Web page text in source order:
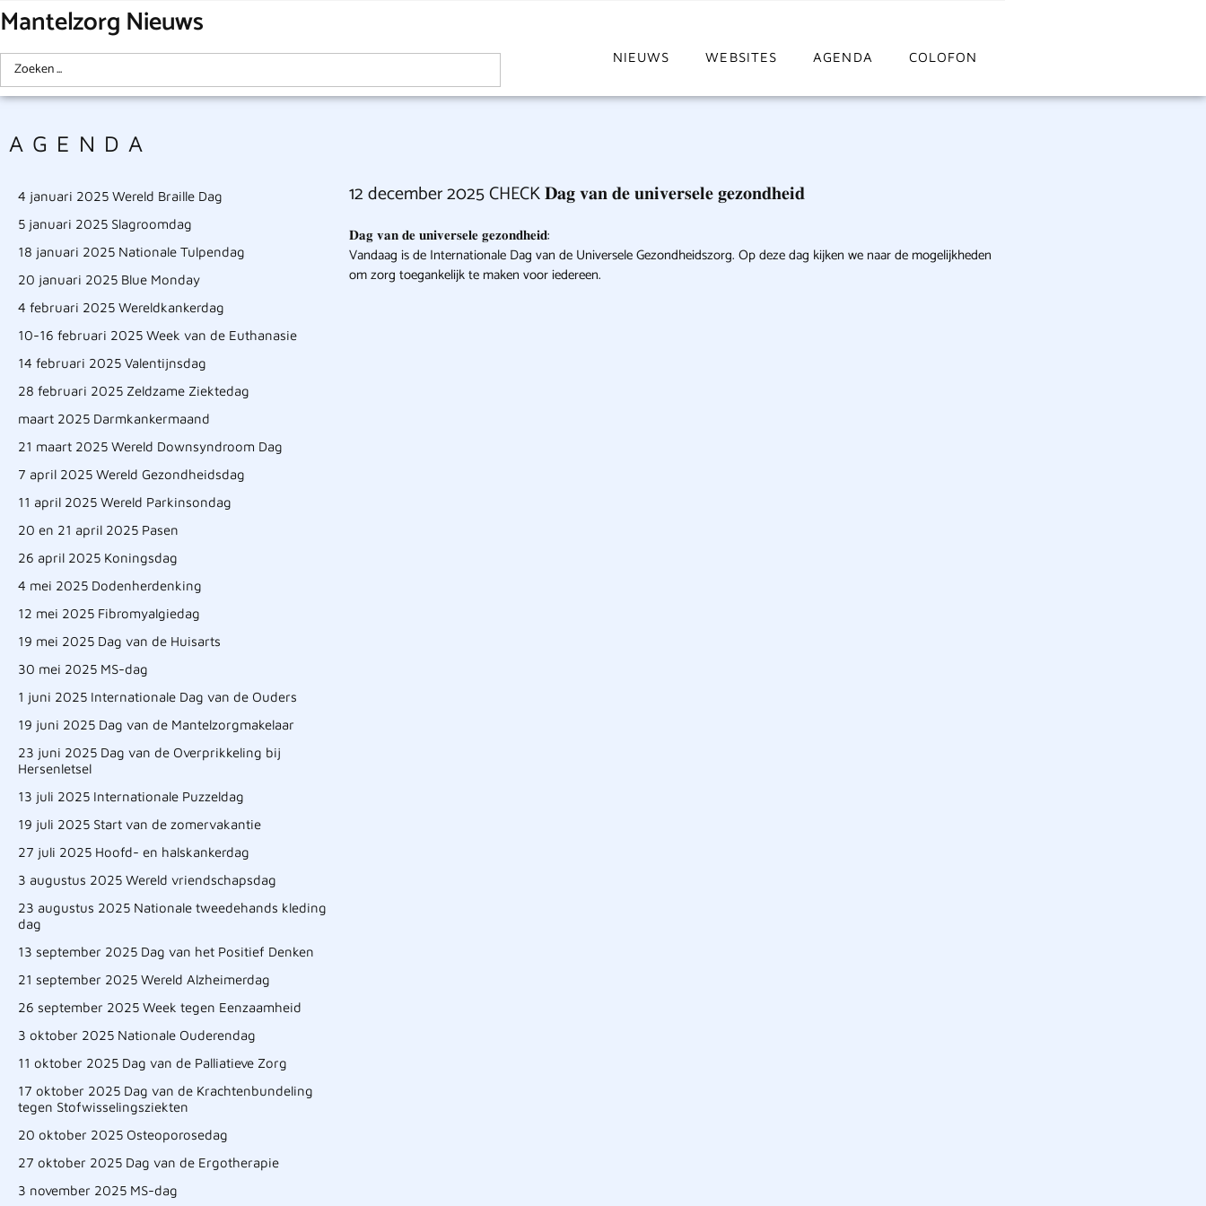
Mantelzorg Nieuws
NIEUWS WEBSITES AGENDA COLOFON
AGENDA
4 januari 2025 Wereld Braille Dag
5 januari 2025 Slagroomdag
18 januari 2025 Nationale Tulpendag
20 januari 2025 Blue Monday
4 februari 2025 Wereldkankerdag
10-16 februari 2025 Week van de Euthanasie
14 februari 2025 Valentijnsdag
28 februari 2025 Zeldzame Ziektedag
maart 2025 Darmkankermaand
21 maart 2025 Wereld Downsyndroom Dag
7 april 2025 Wereld Gezondheidsdag
11 april 2025 Wereld Parkinsondag
20 en 21 april 2025 Pasen
26 april 2025 Koningsdag
4 mei 2025 Dodenherdenking
12 mei 2025 Fibromyalgiedag
19 mei 2025 Dag van de Huisarts
30 mei 2025 MS-dag
1 juni 2025 Internationale Dag van de Ouders
19 juni 2025 Dag van de Mantelzorgmakelaar
23 juni 2025 Dag van de Overprikkeling bij
Hersenletsel
13 juli 2025 Internationale Puzzeldag
19 juli 2025 Start van de zomervakantie
27 juli 2025 Hoofd- en halskankerdag
3 augustus 2025 Wereld vriendschapsdag
23 augustus 2025 Nationale tweedehands kleding
dag
13 september 2025 Dag van het Positief Denken
21 september 2025 Wereld Alzheimerdag
26 september 2025 Week tegen Eenzaamheid
3 oktober 2025 Nationale Ouderendag
11 oktober 2025 Dag van de Palliatieve Zorg
17 oktober 2025 Dag van de Krachtenbundeling
tegen Stofwisselingsziekten
20 oktober 2025 Osteoporosedag
27 oktober 2025 Dag van de Ergotherapie
3 november 2025 MS-dag
12 december 2025 CHECK 𝐃𝐚𝐠 𝐯𝐚𝐧 𝐝𝐞 𝐮𝐧𝐢𝐯𝐞𝐫𝐬𝐞𝐥𝐞 𝐠𝐞𝐳𝐨𝐧𝐝𝐡𝐞𝐢𝐝
𝐃𝐚𝐠 𝐯𝐚𝐧 𝐝𝐞 𝐮𝐧𝐢𝐯𝐞𝐫𝐬𝐞𝐥𝐞 𝐠𝐞𝐳𝐨𝐧𝐝𝐡𝐞𝐢𝐝:
Vandaag is de Internationale Dag van de Universele Gezondheidszorg. Op deze dag kijken we naar de mogelijkheden
om zorg toegankelijk te maken voor iedereen.